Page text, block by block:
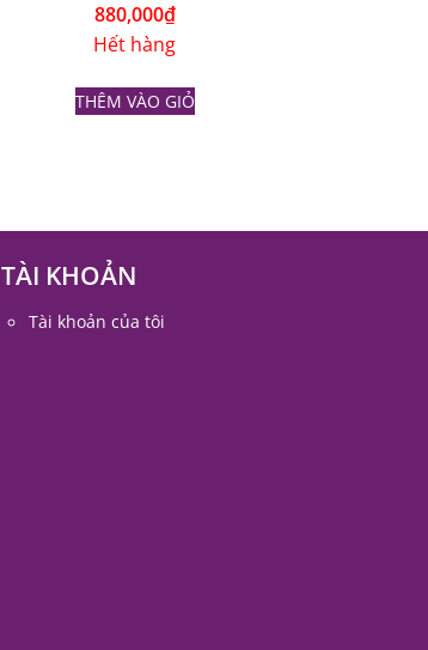
880,000₫
Hết hàng
THÊM VÀO GIỎ
TÀI KHOẢN
Tài khoản của tôi